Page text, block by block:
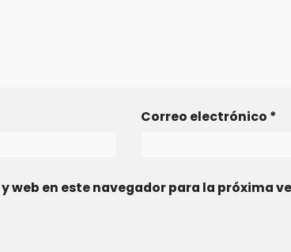
Correo electrónico *
web en este navegador para la próxima